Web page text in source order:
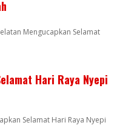
Mengucapkan Selamat
Hari Raya Nyepi
Selamat Hari Raya Nyepi